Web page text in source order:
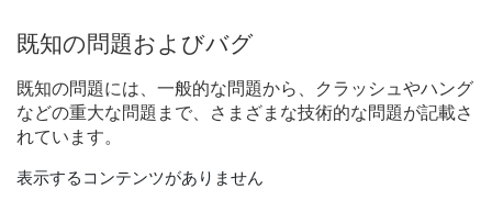
既知の問題およびバグ
既知の問題には、 一般的な問題から、 クラッシュやハング
などの重大な問題 まで、 さまざま な技術的な問題が記載さ
れてい ます。
表示するコンテンツがありません